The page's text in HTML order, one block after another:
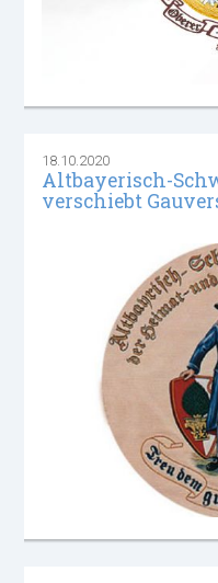
18.10.2020
Altbayerisch-
verschiebt